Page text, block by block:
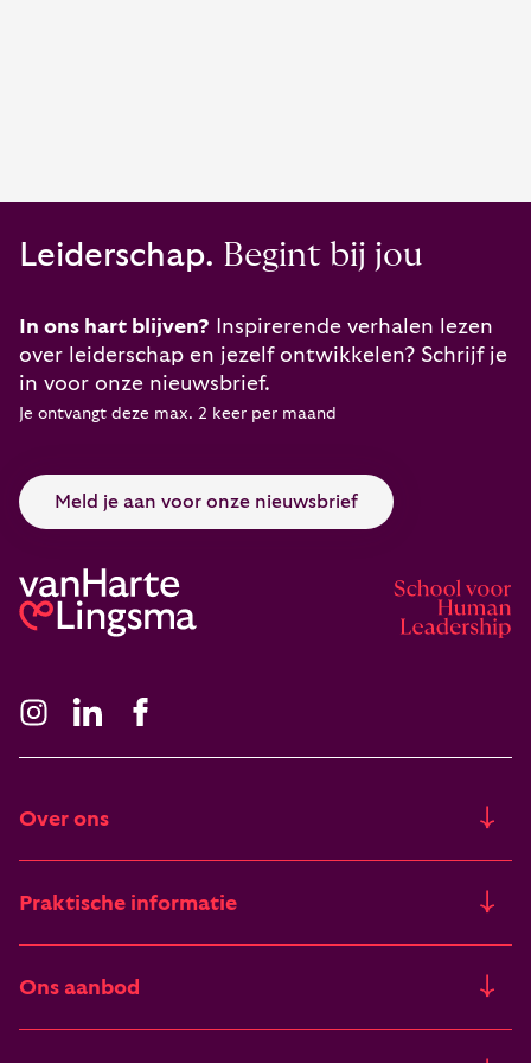
Leiderschap. Begint bij jou
In ons hart blijven? Inspirerende verhalen lezen
over leiderschap en jezelf ontwikkelen? Schrijf je
in voor onze nieuwsbrief.
Je ontvangt deze max. 2 keer per maand
Meld je aan voor onze nieuwsbrief
Over ons
Artikelen & verhalen
Praktische informatie
Ons aanbod